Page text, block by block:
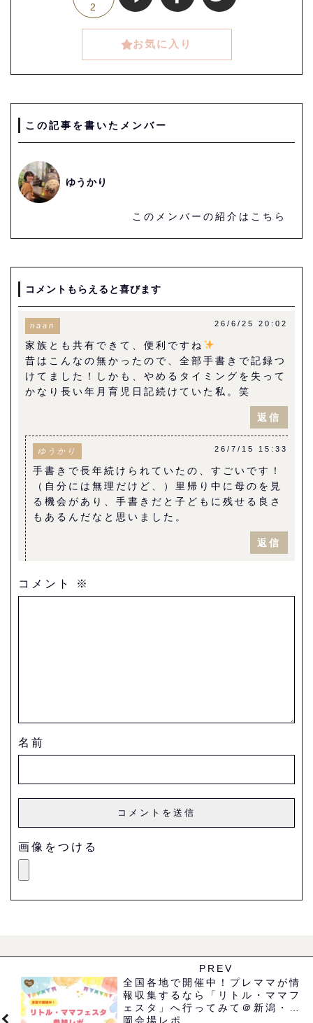
2
お気に入り
この記事を書いたメンバー
ゆうかり
このメンバーの紹介はこちら
コメントもらえると喜びます
naan 26/6/25 20:02
家族とも共有できて、便利ですね
昔はこんなの無かったので、全部手書きで記録つ
けてました！しかも、やめるタイミングを失って
かなり長い年月育児日記続けていた私。笑
返信
ゆうかり 26/7/15 15:33
手書きで長年続けられていたの、すごいです！
（自分には無理だけど、）里帰り中に母のを見
る機会があり、手書きだと子どもに残せる良さ
もあるんだなと思いました。
返信
コメント ※
名前
画像をつける
PREV
全国各地で開催中！プレママが情
報収集するなら「リトル・ママフ
ェスタ」へ行ってみて＠新潟・長
岡会場レポ